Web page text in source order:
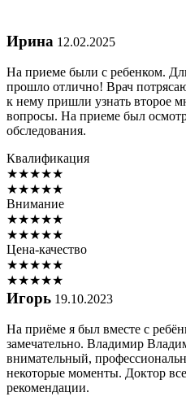
Ирина 12.02.2025
На приеме были с ребенком.
прошло отлично! Врач
к нему пришли узнать второе
вопросы. На приеме был
обследования.
Квалификация
★★★★★
★★★★★
Внимание
★★★★★
★★★★★
Цена-качество
★★★★★
★★★★★
Игорь 19.10.2023
На приёме я был вместе с
замечательно. Владимир
внимательный,
некоторые моменты. Доктор
рекомендации.